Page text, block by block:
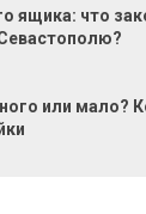
ящика: что
или мало?